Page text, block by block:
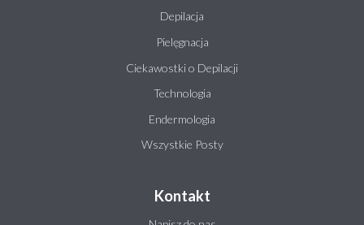
Depilacja
Pielęgnacja
Ciekawostki o Depilacji
Technologia
Endermologia
Wszystkie Posty
Kontakt